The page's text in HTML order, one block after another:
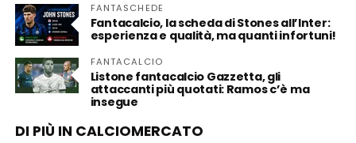
FANTASCHEDE
Fantacalcio, la scheda di Stones all’Inter:
esperienza e qualità, ma quanti infortuni!
FANTACALCIO
Listone fantacalcio Gazzetta, gli
attaccanti più quotati: Ramos c’è ma
insegue
DI PIÙ IN CALCIOMERCATO